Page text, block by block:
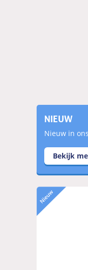
NIEUW
Nieuw in
Bekijk